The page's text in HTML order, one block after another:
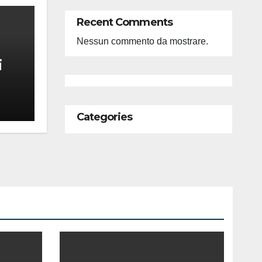
Recent Comments
Nessun commento da mostrare.
Categories